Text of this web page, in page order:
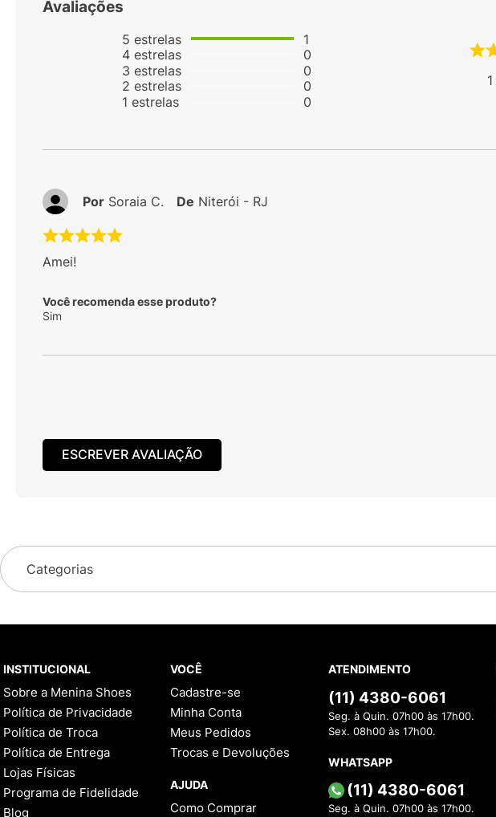
Avaliações
5 estrelas
4estrelas
3 estrelas
2 estrelas
1 estrelas
1
0
0
0
0
1
Amei!
Você recomenda esse produto?
Sim
Por Soraia C. De Niterói - RJ
ESCREVER AVALIAÇÃO
Categorias
INSTITUCIONAL
Sobre a Menina Shoes
Política de Privacidade
Política de Troca
Política de Entrega
Lojas Físicas
Programa de Fidelidade
Blog
VOCÊ
Cadastre-se
Minha Conta
Meus Pedidos
Trocas e Devoluções
AJUDA
Como Comprar
ATENDIMENTO
(11) 4380-6061
Seg. à Quin. 07h00 às 17h00.
Sex. 08h00 às 17h00.
WHATSAPP
(11) 4380-6061
Seg. à Quin. 07h00 às 17h00.